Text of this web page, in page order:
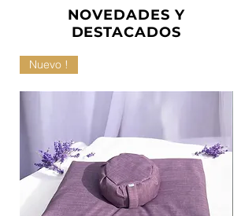
NOVEDADES Y
DESTACADOS
Nuevo !